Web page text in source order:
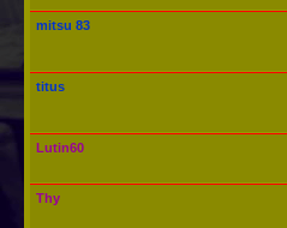
mitsu 83
titus
Lutin60
Thy